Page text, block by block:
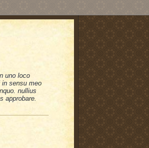
uno loco
in sensu meo
nullius
approbare.